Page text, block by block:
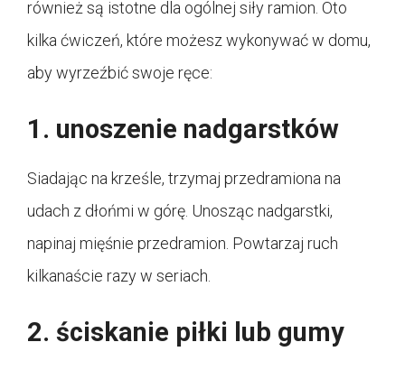
również są istotne dla ogólnej siły ramion. Oto
kilka ćwiczeń, które możesz wykonywać w domu,
aby wyrzeźbić swoje ręce:
1. unoszenie nadgarstków
Siadając na krześle, trzymaj przedramiona na
udach z dłońmi w górę. Unosząc nadgarstki,
napinaj mięśnie przedramion. Powtarzaj ruch
kilkanaście razy w seriach.
2. ściskanie piłki lub gumy